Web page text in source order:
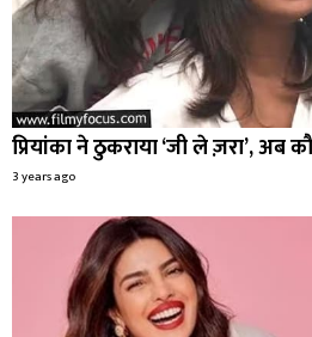
प्रियांका ने ठुकराया ‘जी ले ज़रा’, अब
3 years ago